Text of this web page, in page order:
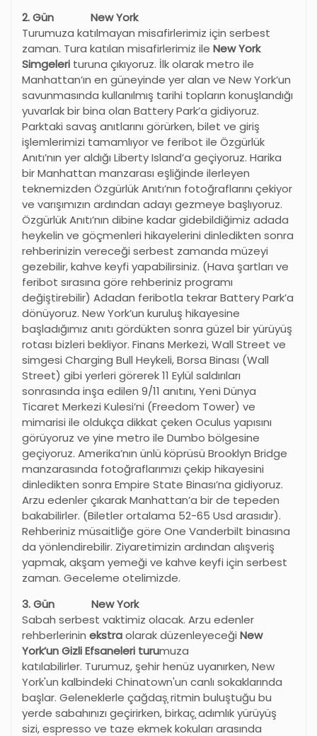
2. Gün New York
Turumuza katılmayan misafirlerimiz için serbest
zaman. Tura katılan misafirlerimiz ile New York
Simgeleri turuna çıkıyoruz. İlk olarak metro ile
Manhattan’ın en güneyinde yer alan ve New York’un
savunmasında kullanılmış tarihi topların konuşlandığı
yuvarlak bir bina olan Battery Park’a gidiyoruz.
Parktaki savaş anıtlarını görürken, bilet ve giriş
işlemlerimizi tamamlıyor ve feribot ile Özgürlük
Anıtı’nın yer aldığı Liberty Island’a geçiyoruz. Harika
bir Manhattan manzarası eşliğinde ilerleyen
teknemizden Özgürlük Anıtı’nın fotoğraflarını çekiyor
ve varışımızın ardından adayı gezmeye başlıyoruz.
Özgürlük Anıtı’nın dibine kadar gidebildiğimiz adada
heykelin ve göçmenleri hikayelerini dinledikten sonra
rehberinizin vereceği serbest zamanda müzeyi
gezebilir, kahve keyfi yapabilirsiniz. (Hava şartları ve
feribot sırasına göre rehberiniz programı
değiştirebilir) Adadan feribotla tekrar Battery Park’a
dönüyoruz. New York’un kuruluş hikayesine
başladığımız anıtı gördükten sonra güzel bir yürüyüş
rotası bizleri bekliyor. Finans Merkezi, Wall Street ve
simgesi Charging Bull Heykeli, Borsa Binası (Wall
Street) gibi yerleri görerek 11 Eylül saldırıları
sonrasında inşa edilen 9/11 anıtını, Yeni Dünya
Ticaret Merkezi Kulesi’ni (Freedom Tower) ve
mimarisi ile oldukça dikkat çeken Oculus yapısını
görüyoruz ve yine metro ile Dumbo bölgesine
geçiyoruz. Amerika’nın ünlü köprüsü Brooklyn Bridge
manzarasında fotoğraflarımızı çekip hikayesini
dinledikten sonra Empire State Binası’na gidiyoruz.
Arzu edenler çıkarak Manhattan’a bir de tepeden
bakabilirler. (Biletler ortalama 52-65 Usd arasıdır).
Rehberiniz müsaitliğe göre One Vanderbilt binasına
da yönlendirebilir. Ziyaretimizin ardından alışveriş
yapmak, akşam yemeği ve kahve keyfi için serbest
zaman. Geceleme otelimizde.
3. Gün New York
Sabah serbest vaktimiz olacak. Arzu edenler
rehberlerinin ekstraolarak düzenleyeceği New
York’un Gizli Efsaneleri turumuza
katılabilirler. Turumuz, şehir henüz uyanırken, New
York'un kalbindeki Chinatown'un canlı sokaklarında
başlar. Geleneklerle çağdaş̧ ritmin buluştuğu bu
yerde sabahınızı geçirirken, birkaç̧ adımlık yürüyüş
sizi, espresso ve taze ekmek kokuları arasında